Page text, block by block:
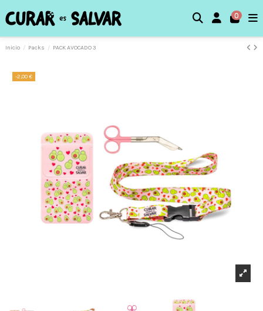
0
Inicio Packs PACK AVOCADO 3
-2,00 €